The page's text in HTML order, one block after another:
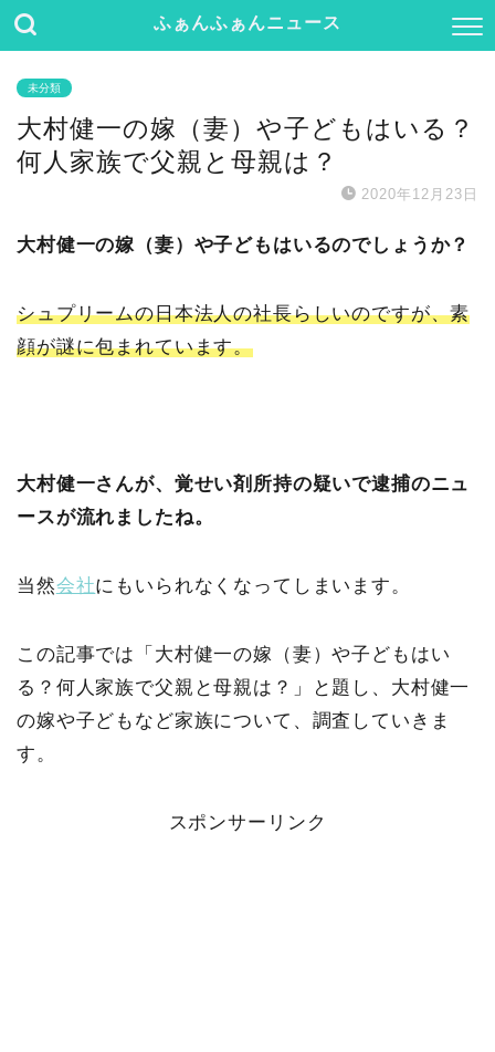
ふぁんふぁんニュース
未分類
大村健一の嫁（妻）や子どもはいる？
何人家族で父親と母親は？
2020年12月23日
大村健一の嫁（妻）や子どもはいるのでしょうか？
シュプリームの日本法人の社長らしいのですが、素
顔が謎に包まれています。
大村健一さんが、覚せい剤所持の疑いで逮捕のニュ
ースが流れましたね。
当然会社にもいられなくなってしまいます。
この記事では「大村健一の嫁（妻）や子どもはい
る？何人家族で父親と母親は？」と題し、大村健一
の嫁や子どもなど家族について、調査していきま
す。
スポンサーリンク